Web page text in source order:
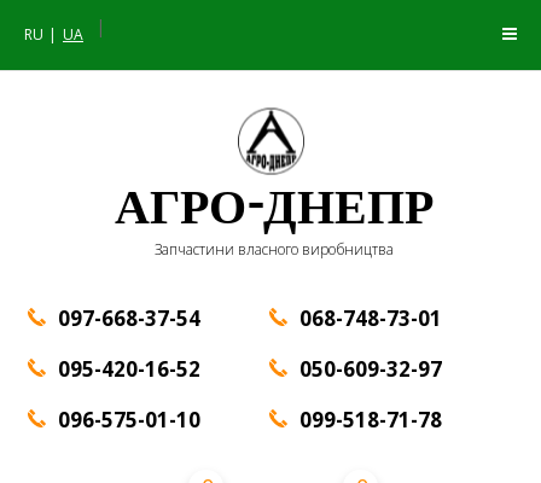
RU UA |
АГРО-ДНЕПР
Запчастини власного виробництва
097-668-37-54
095-420-16-52
096-575-01-10
068-748-73-01
050-609-32-97
099-518-71-78